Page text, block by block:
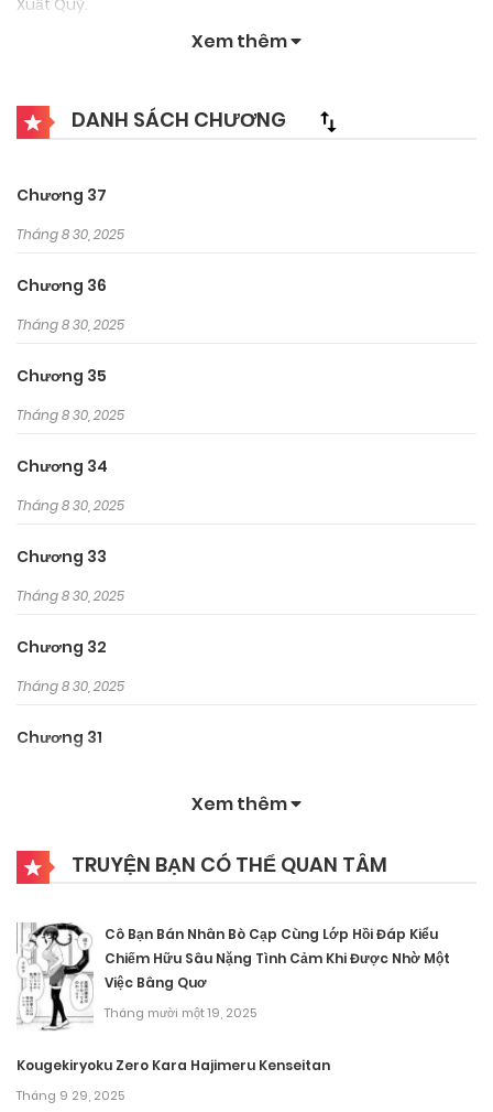
Xuất Quỹ.
Xem thêm
DANH SÁCH CHƯƠNG
Chương 37
Tháng 8 30, 2025
Chương 36
Tháng 8 30, 2025
Chương 35
Tháng 8 30, 2025
Chương 34
Tháng 8 30, 2025
Chương 33
Tháng 8 30, 2025
Chương 32
Tháng 8 30, 2025
Chương 31
Tháng 8 30, 2025
Chương 29
Tháng 8 30, 2025
Chương 28
Chương 27
Xem thêm
TRUYỆN BẠN CÓ THỂ QUAN TÂM
Cô Bạn Bán Nhân Bò Cạp Cùng Lớp Hồi Đáp Kiểu
Chiếm Hữu Sâu Nặng Tình Cảm Khi Được Nhờ Một
Việc Bâng Quơ
Tháng mười một 19, 2025
Kougekiryoku Zero Kara Hajimeru Kenseitan
Tháng 9 29, 2025